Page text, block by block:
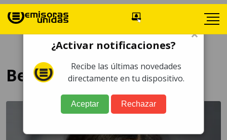
Beverly Hills
×
¿Activar notificaciones?
Recibe las últimas novedades
directamente en tu dispositivo.
Aceptar Rechazar